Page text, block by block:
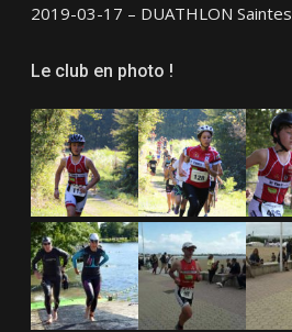
2019-03-17 – DUATHLON Saintes
Le club en photo !